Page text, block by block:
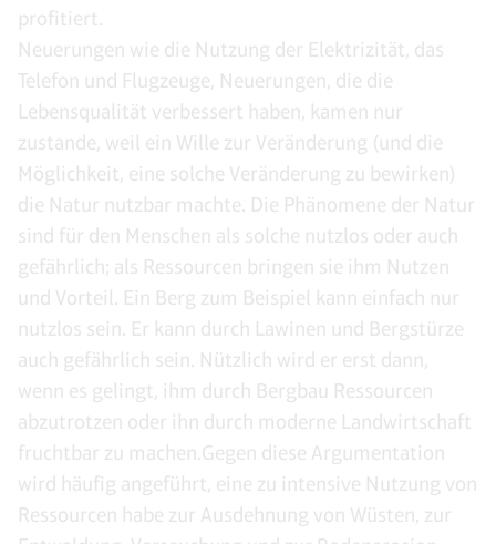
profitiert.
Neuerungen wie die Nutzung der Elektrizität, das
Telefon und Flugzeuge, Neuerungen, die die
Lebensqualität verbessert haben, kamen nur
zustande, weil ein Wille zur Veränderung (und die
Möglichkeit, eine solche Veränderung zu bewirken)
die Natur nutzbar machte. Die Phänomene der Natur
sind für den Menschen als solche nutzlos oder auch
gefährlich; als Ressourcen bringen sie ihm Nutzen
und Vorteil. Ein Berg zum Beispiel kann einfach nur
nutzlos sein. Er kann durch Lawinen und Bergstürze
auch gefährlich sein. Nützlich wird er erst dann,
wenn es gelingt, ihm durch Bergbau Ressourcen
abzutrotzen oder ihn durch moderne Landwirtschaft
fruchtbar zu machen.Gegen diese Argumentation
wird häufig angeführt, eine zu intensive Nutzung von
Ressourcen habe zur Ausdehnung von Wüsten, zur